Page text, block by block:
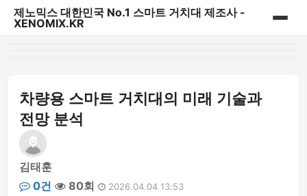
제노믹스 대한민국 No.1 스마트 거치대 제조사 -
XENOMIX.KR
CD슬롯 & 송풍구거치대
대시보드 거치대
자바라거치대
차량용 스마트 거치대의 미래 기술과
전망 분석
김태훈
0건
80회 2026.04.04 13:53